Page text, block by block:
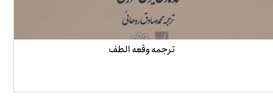
ترجمه وقعه الطف